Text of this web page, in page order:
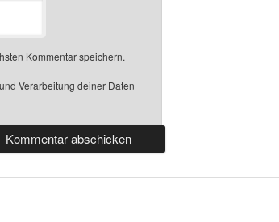
Kommentar speichern.
Verarbeitung deiner Daten